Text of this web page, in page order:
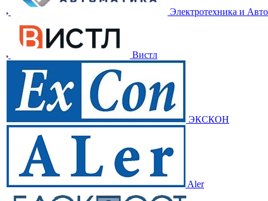
Электротехника и
Вистл
ЭКСКОН
Aler